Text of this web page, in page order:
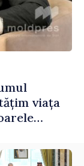
viața